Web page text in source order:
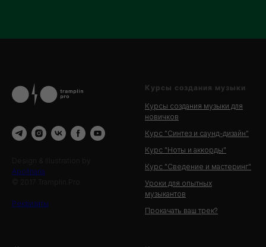
Apollnaria
Реквизиты
Курсы создания музыки
Курсы создания музыки для
новичков
Курс "Синтез и саунд-дизайн"
Курс "Ноты и аккорды"
Курс "Сведение и мастеринг"
Уроки для опытных
музыкантов
Прокачать ваш трек?